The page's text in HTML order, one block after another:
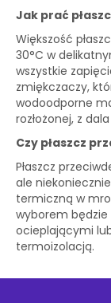
Jak prać
Większość
30°C w
wszystkie
zmiękczaczy,
wodoodporne
rozłożonej, z
Czy płaszcz
Płaszcz
ale
termiczną w
wyborem będzie
ocieplającymi
termoizolacją.